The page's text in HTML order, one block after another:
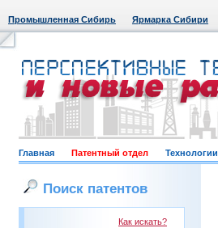
Промышленная Сибирь Ярмарка Сибири
Главная Патентный отдел Технологии
Поиск патентов
Как искать?